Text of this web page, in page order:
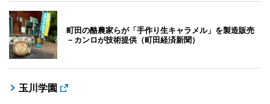
町田の酪農家らが「手作り生キャラメル」を製造販売
－カンロが技術提供（町田経済新聞）
玉川学園